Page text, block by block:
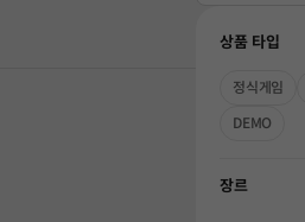
상품 타입
정식게임
DEMO
장르